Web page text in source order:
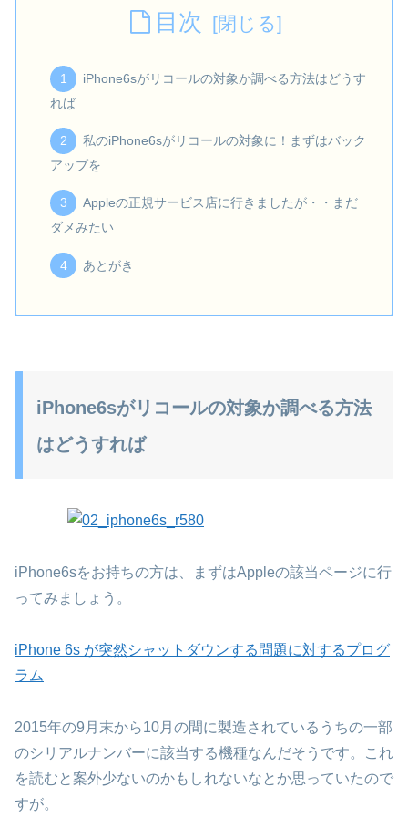
目次
iPhone6sがリコールの対象か調べる方法はどうす
れば
私のiPhone6sがリコールの対象に！まずはバック
アップを
Appleの正規サービス店に行きましたが・・まだ
ダメみたい
あとがき
iPhone6sがリコールの対象か調べる方法
はどうすれば
iPhone6sをお持ちの方は、まずはAppleの該当ページに行
ってみましょう。
iPhone 6s が突然シャットダウンする問題に対するプログ
ラム
2015年の9月末から10月の間に製造されているうちの一部
のシリアルナンバーに該当する機種なんだそうです。これ
を読むと案外少ないのかもしれないなとか思っていたので
すが。